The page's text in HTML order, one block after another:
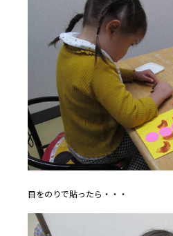
目をのりで貼ったら・・・